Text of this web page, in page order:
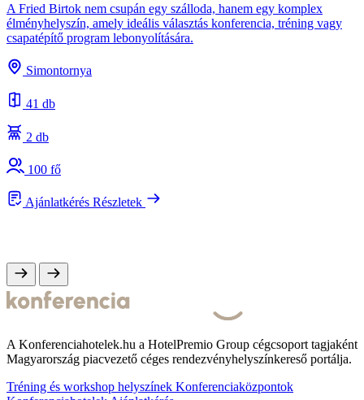
A Fried Birtok nem csupán egy szálloda, hanem egy komplex
élményhelyszín, amely ideális választás konferencia, tréning vagy
csapatépítő program lebonyolítására.
Simontornya
41 db
2 db
100 fő
Ajánlatkérés Részletek
A Konferenciahotelek.hu a HotelPremio Group cégcsoport tagjaként
Magyarország piacvezető céges rendezvényhelyszínkereső portálja.
Tréning és workshop helyszínek Konferenciaközpontok